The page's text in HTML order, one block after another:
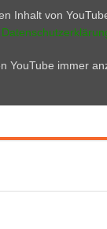
Inhalt von
YouTube immer